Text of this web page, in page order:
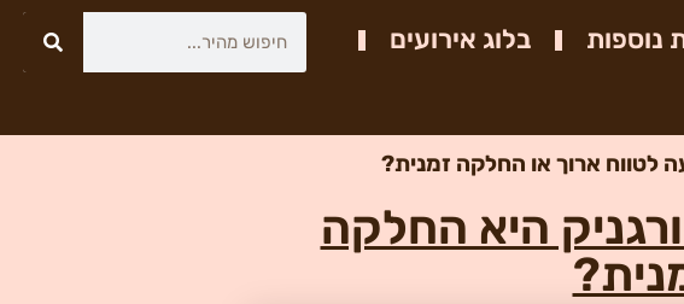
נוספות
בלוג אירועים
לטווח ארוך או החלקה זמנית?
היא החלקה